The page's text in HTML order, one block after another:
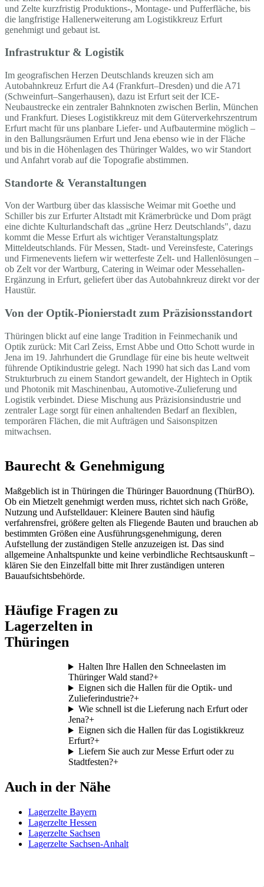
und Zelte kurzfristig Produktions-, Montage- und Pufferfläche, bis
die langfristige Hallenerweiterung am Logistikkreuz Erfurt
genehmigt und gebaut ist.
Infrastruktur & Logistik
Im geografischen Herzen Deutschlands kreuzen sich am
Autobahnkreuz Erfurt die A4 (Frankfurt–Dresden) und die A71
(Schweinfurt–Sangerhausen), dazu ist Erfurt seit der ICE-
Neubaustrecke ein zentraler Bahnknoten zwischen Berlin, München
und Frankfurt. Dieses Logistikkreuz mit dem Güterverkehrszentrum
Erfurt macht für uns planbare Liefer- und Aufbautermine möglich –
in den Ballungsräumen Erfurt und Jena ebenso wie in der Fläche
und bis in die Höhenlagen des Thüringer Waldes, wo wir Standort
und Anfahrt vorab auf die Topografie abstimmen.
Standorte & Veranstaltungen
Von der Wartburg über das klassische Weimar mit Goethe und
Schiller bis zur Erfurter Altstadt mit Krämerbrücke und Dom prägt
eine dichte Kulturlandschaft das „grüne Herz Deutschlands", dazu
kommt die Messe Erfurt als wichtiger Veranstaltungsplatz
Mitteldeutschlands. Für Messen, Stadt- und Vereinsfeste, Caterings
und Firmenevents liefern wir wetterfeste Zelt- und Hallenlösungen –
ob Zelt vor der Wartburg, Catering in Weimar oder Messehallen-
Ergänzung in Erfurt, geliefert über das Autobahnkreuz direkt vor der
Haustür.
Von der Optik-Pionierstadt zum Präzisionsstandort
Thüringen blickt auf eine lange Tradition in Feinmechanik und
Optik zurück: Mit Carl Zeiss, Ernst Abbe und Otto Schott wurde in
Jena im 19. Jahrhundert die Grundlage für eine bis heute weltweit
führende Optikindustrie gelegt. Nach 1990 hat sich das Land vom
Strukturbruch zu einem Standort gewandelt, der Hightech in Optik
und Photonik mit Maschinenbau, Automotive-Zulieferung und
Logistik verbindet. Diese Mischung aus Präzisionsindustrie und
zentraler Lage sorgt für einen anhaltenden Bedarf an flexiblen,
temporären Flächen, die mit Aufträgen und Saisonspitzen
mitwachsen.
Baurecht & Genehmigung
Maßgeblich ist in Thüringen die Thüringer Bauordnung (ThürBO).
Ob ein Mietzelt genehmigt werden muss, richtet sich nach Größe,
Nutzung und Aufstelldauer: Kleinere Bauten sind häufig
verfahrensfrei, größere gelten als Fliegende Bauten und brauchen ab
bestimmten Größen eine Ausführungsgenehmigung, deren
Aufstellung der zuständigen Stelle anzuzeigen ist. Das sind
allgemeine Anhaltspunkte und keine verbindliche Rechtsauskunft –
klären Sie den Einzelfall bitte mit Ihrer zuständigen unteren
Bauaufsichtsbehörde.
Häufige Fragen zu
Lagerzelten in
Thüringen
Halten Ihre Hallen den Schneelasten im
Thüringer Wald stand?+
Eignen sich die Hallen für die Optik- und
Zulieferindustrie?+
Wie schnell ist die Lieferung nach Erfurt oder
Jena?+
Eignen sich die Hallen für das Logistikkreuz
Erfurt?+
Liefern Sie auch zur Messe Erfurt oder zu
Stadtfesten?+
Auch in der Nähe
Lagerzelte Bayern
Lagerzelte Hessen
Lagerzelte Sachsen
Lagerzelte Sachsen-Anhalt